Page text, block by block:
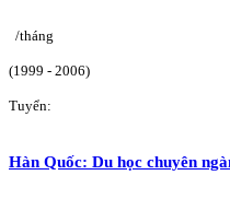
/tháng
(1999 - 2006)
Tuyển:
Hàn Quốc: Du học chuyên